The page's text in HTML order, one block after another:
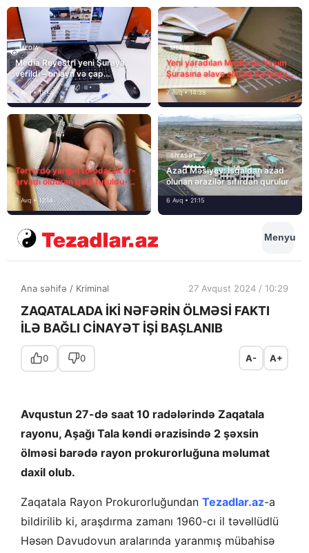
MEDİA
Media Reyestri yeni Şuraya
verildi – onlayn və çap
mediasını nə gözləyir?
7 Avq • 15:14
MEDİA
Yeni yaradılan Media və Yayım
Şurasına əlavə olaraq bu hüquq
və vəzifələr də verilib
7 Avq • 14:38
Tərtərdə yanğın törədərək ər-
arvadı öldürən qatil tutuldu-
SON DƏQİQƏ
7 Avq • 12:14
SIYASƏT
Azad Məsiyev: İşğaldan azad
olunan ərazilər sıfırdan qurulur
6 Avq • 21:15
Menyu
Ana səhifə / Kriminal 27 Avqust 2024 / 10:29
ZAQATALADA İKİ NƏFƏRİN ÖLMƏSİ FAKTI
İLƏ BAĞLI CİNAYƏT İŞİ BAŞLANIB
0 0 A- A+
Avqustun 27-də saat 10 radələrində Zaqatala
rayonu, Aşağı Tala kəndi ərazisində 2 şəxsin
ölməsi barədə rayon prokurorluğuna məlumat
daxil olub.
Zaqatala Rayon Prokurorluğundan Tezadlar.az-a
bildirilib ki, araşdırma zamanı 1960-cı il təvəllüdlü
Həsən Davudovun aralarında yaranmış mübahisə